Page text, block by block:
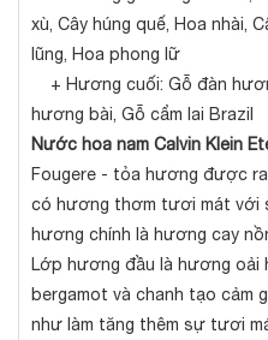
xù, Cây húng quế, Hoa nhài,
lũng, Hoa phong lữ
+ Hương cuối: Gỗ đàn
hương bài, Gỗ cẩm lai Brazil
Nước hoa nam Calvin Klein
Fougere - tỏa hương được
có hương thơm tươi mát với
hương chính là hương cay
Lớp hương đầu là hương oải
bergamot và chanh tạo cảm
như làm tăng thêm sự tươi